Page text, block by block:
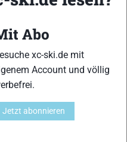
32
Abo
xc-ski.de mit
Account und völlig
Jetzt abonnieren